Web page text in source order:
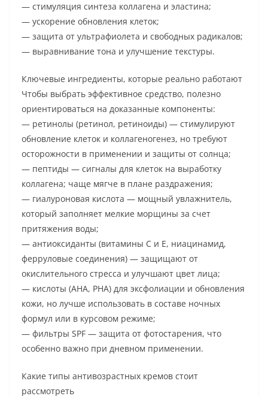
— стимуляция синтеза коллагена и эластина;
— ускорение обновления клеток;
— защита от ультрафиолета и свободных радикалов;
— выравнивание тона и улучшение текстуры.
Ключевые ингредиенты, которые реально работают
Чтобы выбрать эффективное средство, полезно
ориентироваться на доказанные компоненты:
— ретинолы (ретинол, ретиноиды) — стимулируют
обновление клеток и коллагеногенез, но требуют
осторожности в применении и защиты от солнца;
— пептиды — сигналы для клеток на выработку
коллагена; чаще мягче в плане раздражения;
— гиалуроновая кислота — мощный увлажнитель,
который заполняет мелкие морщины за счет
притяжения воды;
— антиоксиданты (витамины C и E, ниацинамид,
ферруловые соединения) — защищают от
окислительного стресса и улучшают цвет лица;
— кислоты (AHA, PHA) для эксфолиации и обновления
кожи, но лучше использовать в составе ночных
формул или в курсовом режиме;
— фильтры SPF — защита от фотостарения, что
особенно важно при дневном применении.
Какие типы антивозрастных кремов стоит
рассмотреть